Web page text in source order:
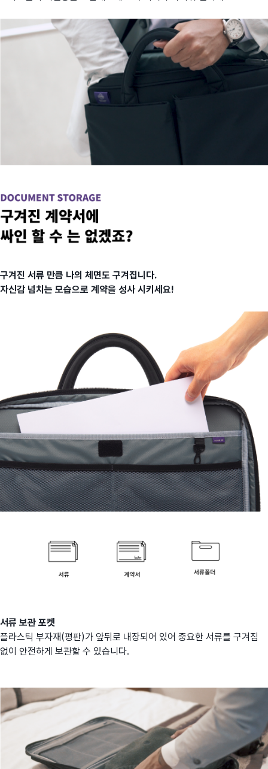
구겨진 서류 만큼 나의 체면도 구겨집니다.
자신감 넘치는 모습으로 계약을 성사 시키세요!
서류 보관 포켓
플라스틱 부자재(평판)가 앞뒤로 내장되어 있어 중요한 서류를 구겨짐
없이 안전하게 보관할 수 있습니다.